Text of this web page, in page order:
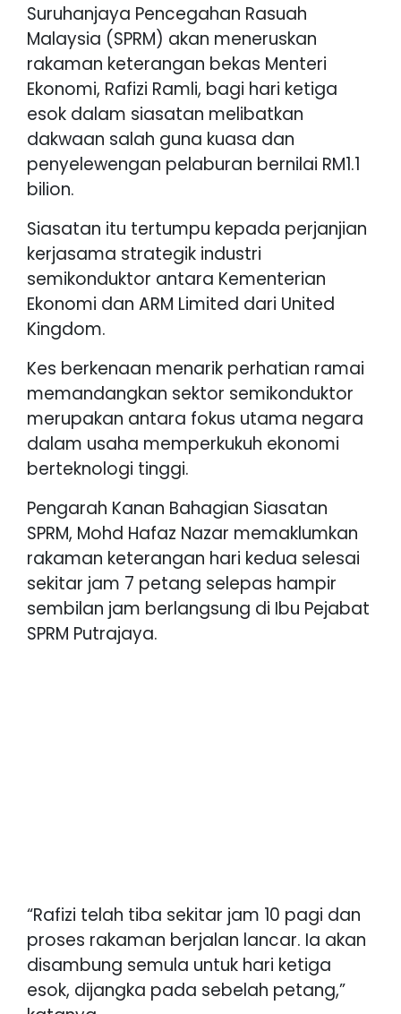
Suruhanjaya Pencegahan Rasuah
Malaysia (SPRM) akan meneruskan
rakaman keterangan bekas Menteri
Ekonomi, Rafizi Ramli, bagi hari ketiga
esok dalam siasatan melibatkan
dakwaan salah guna kuasa dan
penyelewengan pelaburan bernilai RM1.1
bilion.
Siasatan itu tertumpu kepada perjanjian
kerjasama strategik industri
semikonduktor antara Kementerian
Ekonomi dan ARM Limited dari United
Kingdom.
Kes berkenaan menarik perhatian ramai
memandangkan sektor semikonduktor
merupakan antara fokus utama negara
dalam usaha memperkukuh ekonomi
berteknologi tinggi.
Pengarah Kanan Bahagian Siasatan
SPRM, Mohd Hafaz Nazar memaklumkan
rakaman keterangan hari kedua selesai
sekitar jam 7 petang selepas hampir
sembilan jam berlangsung di Ibu Pejabat
SPRM Putrajaya.
“Rafizi telah tiba sekitar jam 10 pagi dan
proses rakaman berjalan lancar. Ia akan
disambung semula untuk hari ketiga
esok, dijangka pada sebelah petang,”